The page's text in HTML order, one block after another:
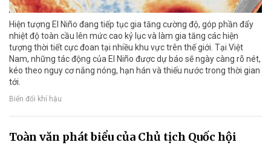
Hiện tượng El Niño đang tiếp tục gia tăng cường độ, góp phần đẩy
nhiệt độ toàn cầu lên mức cao kỷ lục và làm gia tăng các hiện
tượng thời tiết cực đoan tại nhiều khu vực trên thế giới. Tại Việt
Nam, những tác động của El Niño được dự báo sẽ ngày càng rõ nét,
kéo theo nguy cơ nắng nóng, hạn hán và thiếu nước trong thời gian
tới.
Biến đổi khí hậu
Toàn văn phát biểu của Chủ tịch Quốc hội